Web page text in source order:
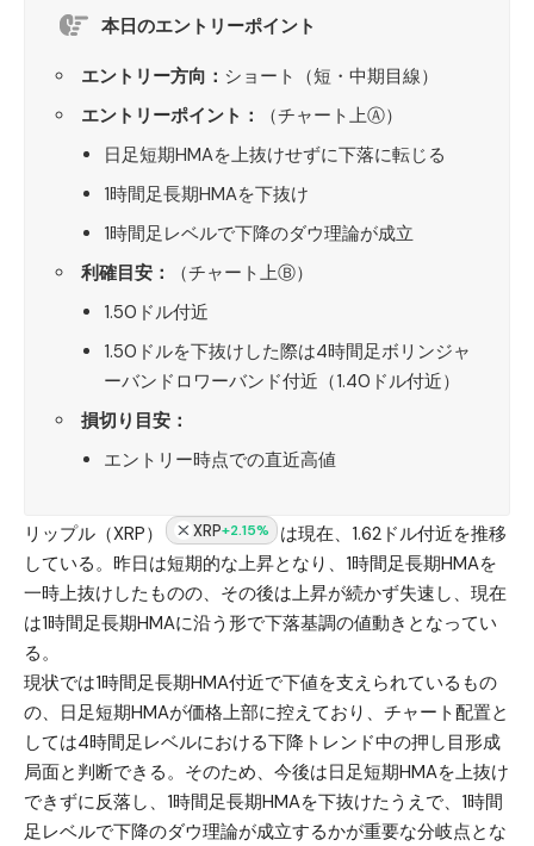
本日のエントリーポイント
エントリー方向： ショート（短・中期目線）
エントリーポイント：
（チャート上Ⓐ）
日足短期HMAを上抜けせずに下落に転じる
1時間足長期HMAを下抜け
1時間足レベルで下降のダウ理論が成立
利確目安：
（チャート上Ⓑ）
1.50ドル付近
1.50ドルを下抜けした際は4時間足ボリンジャ
ーバンドロワーバンド付近（1.40ドル付近）
損切り目安：
エントリー時点での直近高値
リップル（XRP） XRP+2.15%
は現在、1.62ドル付近を推移
している。昨日は短期的な上昇となり、1時間足長期HMAを
一時上抜けしたものの、その後は上昇が続かず失速し、現在
は1時間足長期HMAに沿う形で下落基調の値動きとなってい
る。
現状では1時間足長期HMA付近で下値を支えられているもの
の、日足短期HMAが価格上部に控えており、チャート配置と
しては4時間足レベルにおける下降トレンド中の押し目形成
局面と判断できる。そのため、今後は日足短期HMAを上抜け
できずに反落し、1時間足長期HMAを下抜けたうえで、1時間
足レベルで下降のダウ理論が成立するかが重要な分岐点とな